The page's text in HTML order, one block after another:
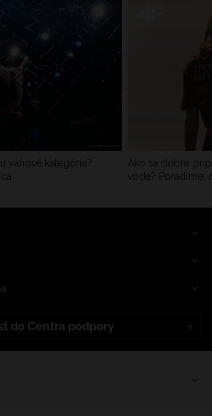
váhové kategórie?
Ako sa dobre
vode? Poradíme,
do Centra podpory